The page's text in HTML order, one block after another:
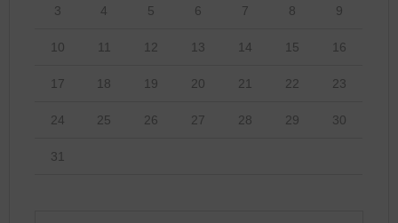
3 4 5 6 7 8 9
10 11 12 13 14 15 16
17 18 19 20 21 22 23
24 25 26 27 28 29 30
31